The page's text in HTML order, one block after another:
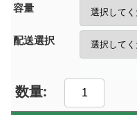
容量
配送選択